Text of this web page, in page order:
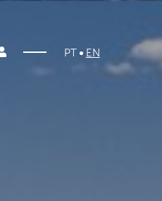
PT EN